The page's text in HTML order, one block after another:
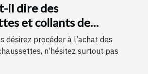
il dire des
et collants de
?
désirez procéder à l’achat des
n’hésitez surtout pas